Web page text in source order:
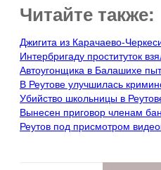
Читайте также:
Джигита из Карачаево-
Интербригаду проституток
Автоугонщика в Балашихе
В Реутове улучшилась
Убийство школьницы в
Вынесен приговор членам
Реутов под присмотром